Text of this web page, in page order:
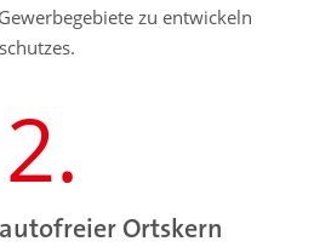
zu entwickeln
2.
Ortskern